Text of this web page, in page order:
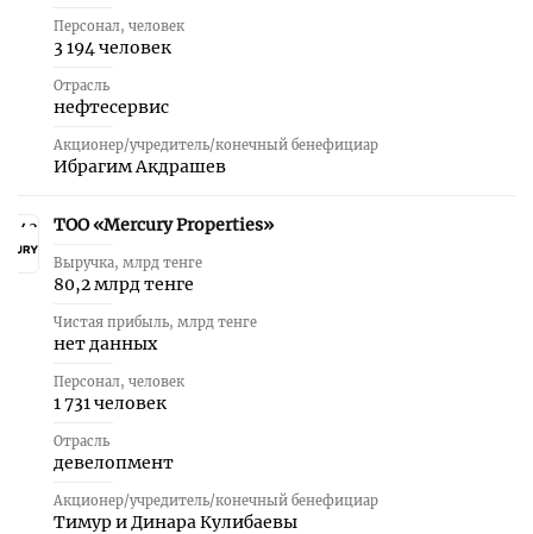
Персонал, человек
3 194 человек
Отрасль
нефтесервис
Акционер/учредитель/конечный бенефициар
Ибрагим Акдрашев
43 ТОО «Mercury Properties»
Выручка, млрд тенге
80,2 млрд тенге
Чистая прибыль, млрд тенге
нет данных
Персонал, человек
1 731 человек
Отрасль
девелопмент
Акционер/учредитель/конечный бенефициар
Тимур и Динара Кулибаевы